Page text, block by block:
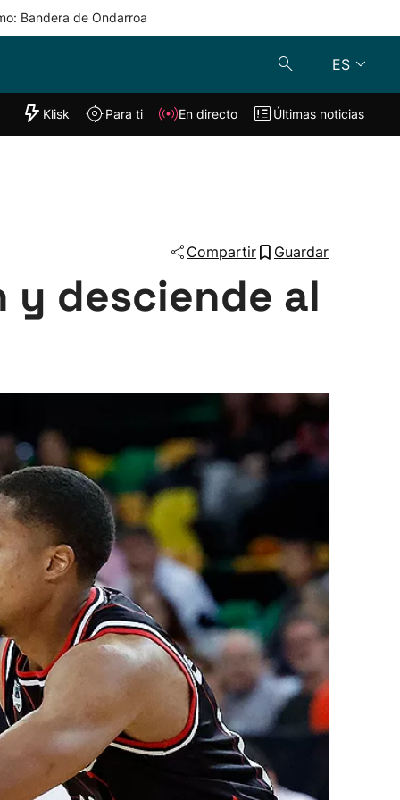
Bandera de Ondarroa
ES
"Helmuga"
Klisk En directo
Klisk Para ti En directo Últimas noticias
Compartir Guardar
y desciende al